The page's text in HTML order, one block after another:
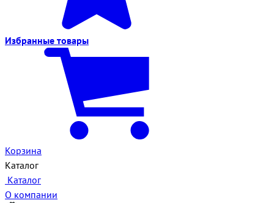
Избранные товары
Корзина
Каталог
Каталог
О компании